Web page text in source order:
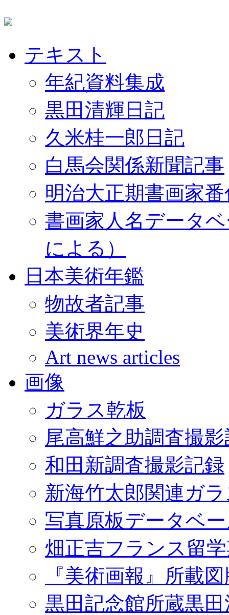
テキスト
年紀資料集成
黒田清輝日記
久米桂一郎日記
白馬会関係新聞記事
明治大正期書画家
書画家人名データ
による）
日本美術年鑑
物故者記事
美術界年史
Art news articles
画像
ガラス乾板
尾高鮮之助調査撮
和田新調査撮影記録
新海竹太郎関連ガ
写真原板データベ
畑正吉フランス留
『美術画報』所載
黒田記念館所蔵黒